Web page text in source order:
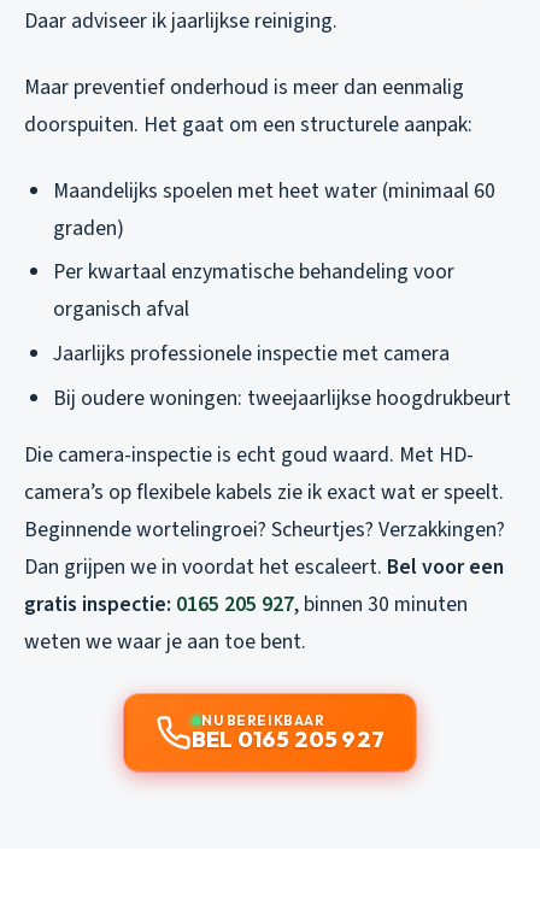
Daar adviseer ik jaarlijkse reiniging.
Maar preventief onderhoud is meer dan eenmalig
doorspuiten. Het gaat om een structurele aanpak:
Maandelijks spoelen met heet water (minimaal 60
graden)
Per kwartaal enzymatische behandeling voor
organisch afval
Jaarlijks professionele inspectie met camera
Bij oudere woningen: tweejaarlijkse hoogdrukbeurt
Die camera-inspectie is echt goud waard. Met HD-
camera’s op flexibele kabels zie ik exact wat er speelt.
Beginnende wortelingroei? Scheurtjes? Verzakkingen?
Dan grijpen we in voordat het escaleert. Bel voor een
gratis inspectie: 0165 205 927, binnen 30 minuten
weten we waar je aan toe bent.
NU BEREIKBAAR
BEL 0165 205 927